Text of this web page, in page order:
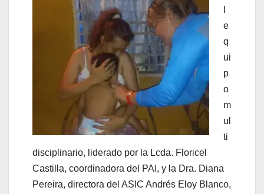
e
q
ui
p
o
m
ul
ti
disciplinario, liderado por la Lcda. Floricel
Castilla, coordinadora del PAI, y la Dra. Diana
Pereira, directora del ASIC Andrés Eloy Blanco,